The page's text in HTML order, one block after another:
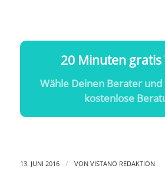
20 Minuten gratis
Wähle Deinen Berater
kostenlose
13. JUNI 2016 / VON VISTANO REDAKTION